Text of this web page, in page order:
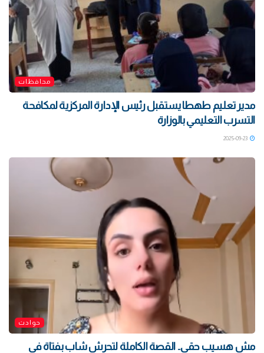
محافظات
مدير تعليم طهطا يستقبل رئيس الإدارة المركزية لمكافحة
التسرب التعليمي بالوزارة
حوادث
مش هسيب حقى.. القصة الكاملة لتحرش شاب بفتاة فى